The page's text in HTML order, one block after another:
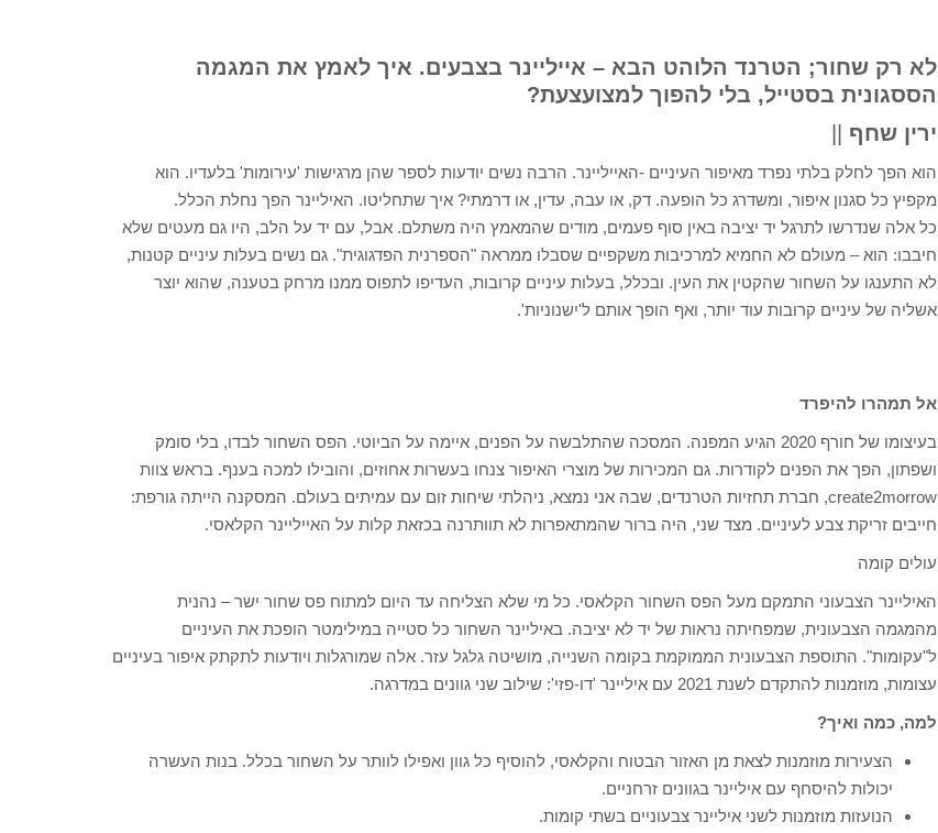
לא רק שחור; הטרנד הלוהט הבא – אייליינר בצבעים. איך לאמץ את המגמה
הססגונית בסטייל, בלי להפוך למצועצעת?
ירין שחף
הוא הפך לחלק בלתי נפרד מאיפור העיניים -האייליינר. הרבה נשים יודעות לספר שהן מרגישות 'עירומות' בלעדיו. הוא
מקפיץ כל סגנון איפור, ומשדרג כל הופעה. דק, או עבה, עדין, או דרמתי? איך שתחליטו. האיליינר הפך נחלת הכלל.
כל אלה שנדרשו לתרגל יד יציבה באין סוף פעמים, מודים שהמאמץ היה משתלם. אבל, עם יד על הלב, היו גם מעטים שלא
חיבבו: הוא – מעולם לא החמיא למרכיבות משקפיים שסבלו ממראה "הספרנית הפדגוגית". גם נשים בעלות עיניים קטנות,
לא התענגו על השחור שהקטין את העין. ובכלל, בעלות עיניים קרובות, העדיפו לתפוס ממנו מרחק בטענה, שהוא יוצר
אשליה של עיניים קרובות עוד יותר, ואף הופך אותם ל'ישנוניות'.
אל תמהרו להיפרד
בעיצומו של חורף 2020 הגיע המפנה. המסכה שהתלבשה על הפנים, איימה על הביוטי. הפס השחור לבדו, בלי סומק
ושפתון, הפך את הפנים לקודרות. גם המכירות של מוצרי האיפור צנחו בעשרות אחוזים, והובילו למכה בענף. בראש צוות
create2morrow, חברת תחזיות הטרנדים, שבה אני נמצא, ניהלתי שיחות זום עם עמיתים בעולם. המסקנה הייתה גורפת:
חייבים זריקת צבע לעיניים. מצד שני, היה ברור שהמתאפרות לא תוותרנה בכזאת קלות על האייליינר הקלאסי.
עולים קומה
האיליינר הצבעוני התמקם מעל הפס השחור הקלאסי. כל מי שלא הצליחה עד היום למתוח פס שחור ישר – נהנית
מהמגמה הצבעונית, שמפחיתה נראות של יד לא יציבה. באיליינר השחור כל סטייה במילימטר הופכת את העיניים
ל"עקומות". התוספת הצבעונית הממוקמת בקומה השנייה, מושיטה גלגל עזר. אלה שמורגלות ויודעות לתקתק איפור בעיניים
עצומות, מוזמנות להתקדם לשנת 2021 עם איליינר 'דו-פזי': שילוב שני גוונים במדרגה.
למה, כמה ואיך?
הצעירות מוזמנות לצאת מן האזור הבטוח והקלאסי, להוסיף כל גוון ואפילו לוותר על השחור בכלל. בנות העשרה
יכולות להיסחף עם איליינר בגוונים זרחניים.
הנועזות מוזמנות לשני איליינר צבעוניים בשתי קומות.